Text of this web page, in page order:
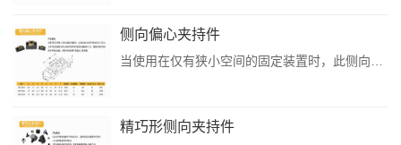
侧向偏心夹持件
精巧形侧向夹持件